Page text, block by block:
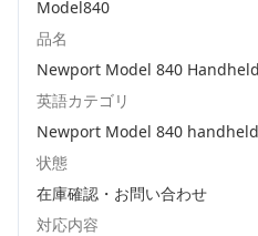
Model840
品名
Newport Model 840
英語カテゴリ
Newport Model 840
状態
在庫確認・お問い合わせ
対応内容